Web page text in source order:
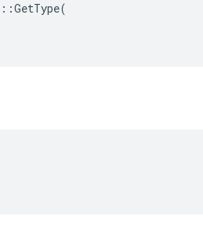
::GetType(